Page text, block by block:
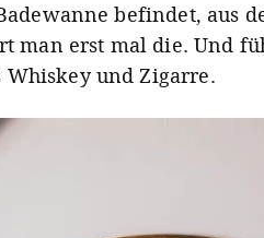
befindet, aus
man erst mal die. Und
und Zigarre.